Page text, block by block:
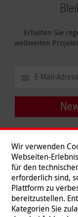
Erhalten Sie
weltweiten
Wir verwenden
Webseiten-
für den
erforderlich sind,
Plattform zu
bereitzustellen.
Kategorien Sie